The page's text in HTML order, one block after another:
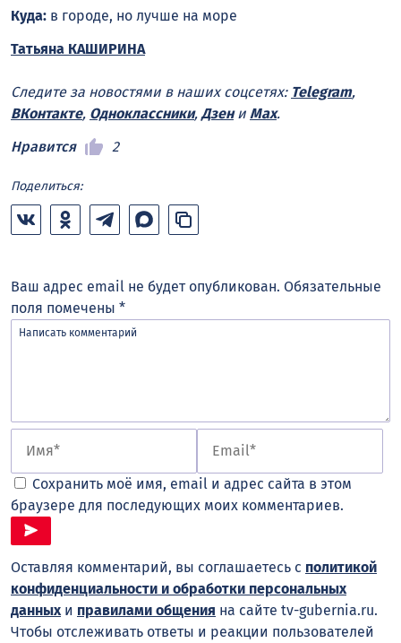
Куда: в городе, но лучше на море
Татьяна КАШИРИНА
Следите за новостями в наших соцсетях: Telegram,
ВКонтакте, Одноклассники, Дзени Max.
Нравится
2
Поделиться:
Ваш адрес email не будет опубликован. Обязательные
поля помечены *
Сохранить моё имя, email и адрес сайта в этом
браузере для последующих моих комментариев.
Оставляя комментарий, вы соглашаетесь с политикой
конфиденциальности и обработки персональных
данных и правилами общения на сайте tv-gubernia.ru.
Чтобы отслеживать ответы и реакции пользователей